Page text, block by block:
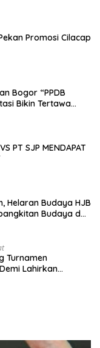
Promosi Cilacap
Bogor “PPDB
Bikin Tertawa
PT SJP MENDAPAT
Helaran Budaya HJB
Budaya dan
Turnamen
Lahirkan